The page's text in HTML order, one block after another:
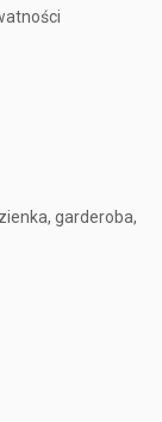
garderoba,